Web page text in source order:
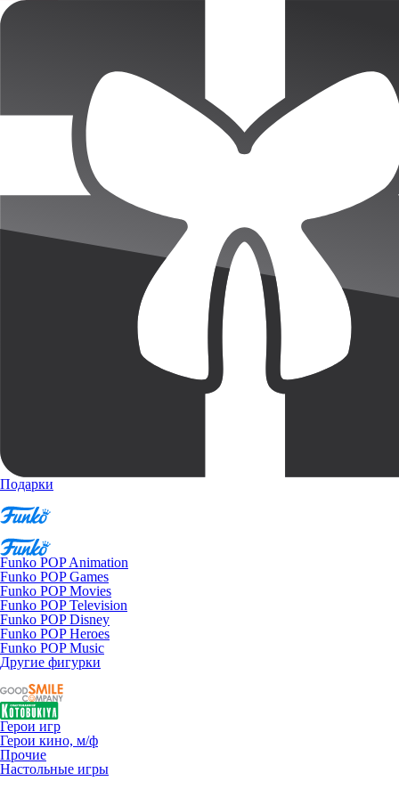
Подарки
Funko POP Animation
Funko POP Games
Funko POP Movies
Funko POP Television
Funko POP Disney
Funko POP Heroes
Funko POP Music
Другие фигурки
Герои игр
Герои кино, м/ф
Прочие
Настольные игры